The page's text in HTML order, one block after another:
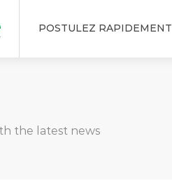
POSTULEZ RAPIDEMENT
the latest news